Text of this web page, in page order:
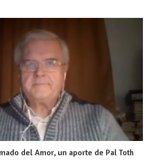
del Amor, un aporte de Pal Toth